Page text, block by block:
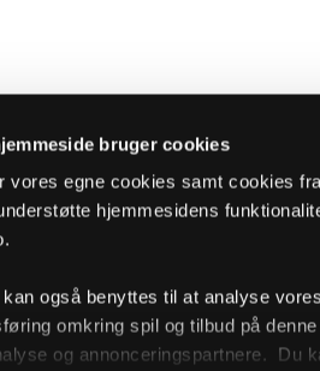
bruger cookies
vores egne cookies samt cookies
hjemmesidens
også benyttes til at analyse
omkring spil og tilbud på
og annonceringspartnere. Du